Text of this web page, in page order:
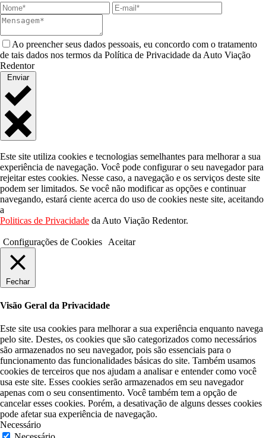
Ao preencher seus dados pessoais, eu concordo com o tratamento
de tais dados nos termos da Política de Privacidade da Auto Viação
Redentor
Enviar
Este site utiliza cookies e tecnologias semelhantes para melhorar a sua
experiência de navegação. Você pode configurar o seu navegador para
rejeitar estes cookies. Nesse caso, a navegação e os serviços deste site
podem ser limitados. Se você não modificar as opções e continuar
navegando, estará ciente acerca do uso de cookies neste site, aceitando
a
Politicas de Privacidade da Auto Viação Redentor.
Configurações de Cookies Aceitar
Fechar
Visão Geral da Privacidade
Este site usa cookies para melhorar a sua experiência enquanto navega
pelo site. Destes, os cookies que são categorizados como necessários
são armazenados no seu navegador, pois são essenciais para o
funcionamento das funcionalidades básicas do site. Também usamos
cookies de terceiros que nos ajudam a analisar e entender como você
usa este site. Esses cookies serão armazenados em seu navegador
apenas com o seu consentimento. Você também tem a opção de
cancelar esses cookies. Porém, a desativação de alguns desses cookies
pode afetar sua experiência de navegação.
Necessário